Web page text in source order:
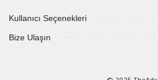
Kullanıcı Seçenekleri
Bize Ulaşın